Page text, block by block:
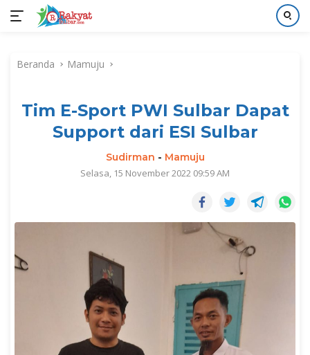
kontenBeranda Mamuju
Tim E-Sport PWI Sulbar Dapat
Support dari ESI Sulbar
Sudirman - Mamuju
Selasa, 15 November 2022 09:59 AM